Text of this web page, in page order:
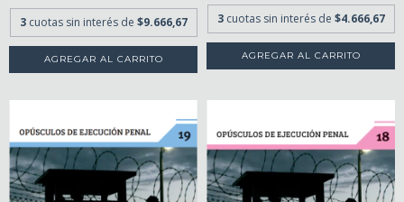
3 cuotas sin interés de $9.666,67 3 cuotas sin interés de $4.666,67